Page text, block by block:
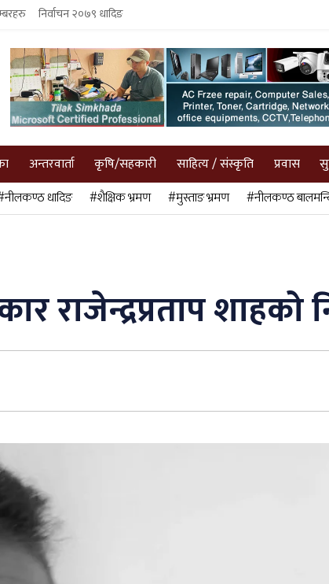
निर्वाचन २०७९ धादिङ
अन्तरवार्ता कृषि/सहकारी साहित्य / संस्कृति प्रवास
धादिङ
#शैक्षिक भ्रमण #मुस्ताङ भ्रमण #नीलकण्ठ
राजेन्द्रप्रताप शाहको